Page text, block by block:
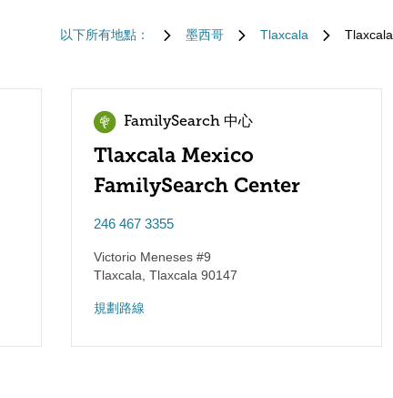
以下所有地點： 墨西哥 Tlaxcala Tlaxcala
FamilySearch 中心
Tlaxcala Mexico
FamilySearch Center
246 467 3355
Victorio Meneses #9
Tlaxcala Tlaxcala 90147
規劃路線